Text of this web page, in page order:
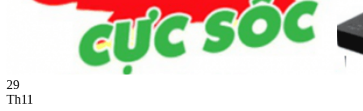
29
Th11